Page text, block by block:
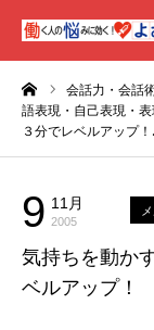
会話力・会話
語表現・自己表現・
３分でレベルアップ
9 11月
2005
気持ちを動か
ベルアップ！